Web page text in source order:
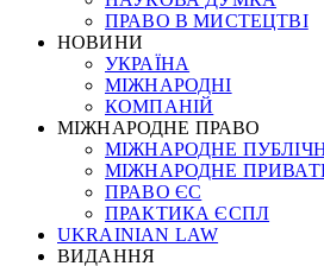
ПРАВО В МИСТЕЦТВІ
НОВИНИ
УКРАЇНА
МІЖНАРОДНІ
КОМПАНІЙ
МІЖНАРОДНЕ ПРАВО
МІЖНАРОДНЕ
МІЖНАРОДНЕ
ПРАВО ЄС
ПРАКТИКА ЄСПЛ
UKRAINIAN LAW
ВИДАННЯ